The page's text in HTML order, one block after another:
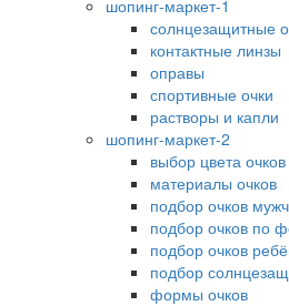
шопинг-маркет-1
солнцезащитные
контактные линзы
оправы
спортивные очки
растворы и капли
шопинг-маркет-2
выбор цвета очков
материалы очков
подбор очков
подбор очков по
подбор очков
подбор
формы очков